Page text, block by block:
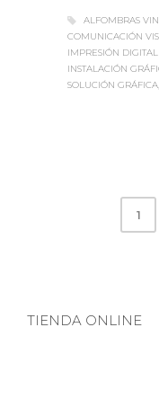
ALFOMBRAS
COMUNICACIÓN
IMPRESIÓN
INSTALACIÓN
SOLUCIÓN GRÁFICA
1
TIENDA ONLINE